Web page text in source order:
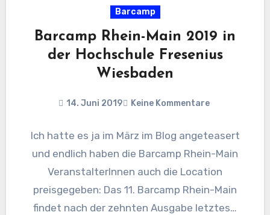
Barcamp
Barcamp Rhein-Main 2019 in
der Hochschule Fresenius
Wiesbaden
14. Juni 2019 Keine Kommentare
Ich hatte es ja im März im Blog angeteasert
und endlich haben die Barcamp Rhein-Main
VeranstalterInnen auch die Location
preisgegeben: Das 11. Barcamp Rhein-Main
findet nach der zehnten Ausgabe letztes…